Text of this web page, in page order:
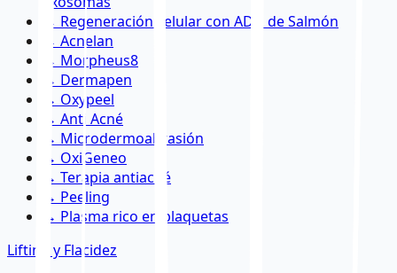
→ Regeneración celular con ADN de Salmón
→ Acnelan
→ Morpheus8
→ Dermapen
→ Oxypeel
→ Anti Acné
→ Microdermoabrasión
→ OxiGeneo
→ Terapia antiacné
→ Peeling
→ Plasma rico en plaquetas
Lifting y Flacidez